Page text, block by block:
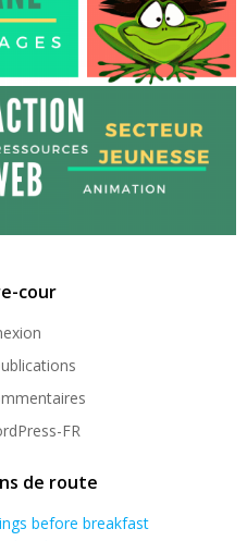
cour
FR
de route
before breakfast